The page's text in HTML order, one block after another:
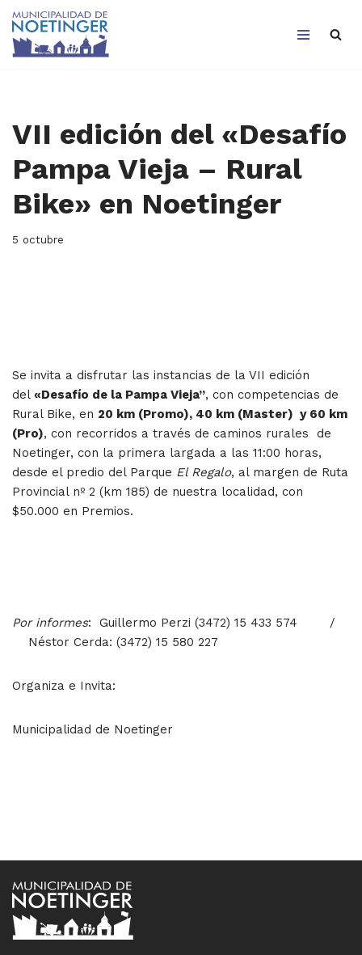
Saltar
VII edición del «Desafío
Pampa Vieja – Rural
Bike» en Noetinger
5 octubre
Se invita a disfrutar las instancias de la VII edición
del «Desafío de la Pampa Vieja”, con competencias de
Rural Bike, en 20 km (Promo), 40 km (Master) y 60 km
(Pro), con recorridos a través de caminos rurales de
Noetinger, con la primera largada a las 11:00 horas,
desde el predio del Parque El Regalo, al margen de Ruta
Provincial nº 2 (km 185) de nuestra localidad, con
$50.000 en Premios.
Por informes: Guillermo Perzi (3472) 15 433 574 /
Néstor Cerda: (3472) 15 580 227
Organiza e Invita:
Municipalidad de Noetinger